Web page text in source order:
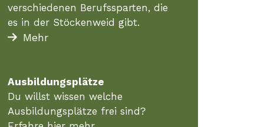
verschiedenen Berufssparten, die
es in der Stöckenweid gibt.
Mehr
Ausbildungsplätze
Du willst wissen welche
Ausbildungsplätze frei sind?